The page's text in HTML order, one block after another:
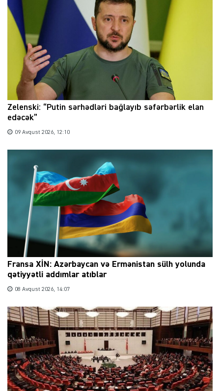
Zelenski: “Putin sərhədləri bağlayıb səfərbərlik elan
edəcək”
09 Avqust 2026, 12:10
Fransa XİN: Azərbaycan və Ermənistan sülh yolunda
qətiyyətli addımlar atıblar
08 Avqust 2026, 14:07